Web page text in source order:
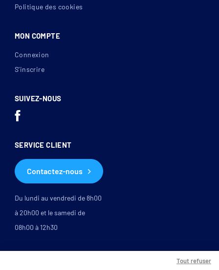
Tout refuser
Politique des cookies
MON COMPTE
Connexion
S’inscrire
SUIVEZ-NOUS
SERVICE CLIENT
Contactez-nous
Du lundi au vendredi de 8h00
à 20h00 et le samedi de
08h00 à 12h30